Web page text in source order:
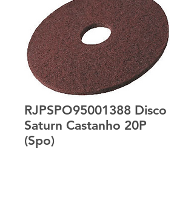
RJPSPO95001388 Disco
Saturn Castanho 20P
(Spo)